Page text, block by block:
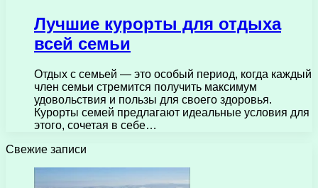
Лучшие курорты для отдыха
всей семьи
Отдых с семьей — это особый период, когда каждый
член семьи стремится получить максимум
удовольствия и пользы для своего здоровья.
Курорты семей предлагают идеальные условия для
этого, сочетая в себе…
Свежие записи